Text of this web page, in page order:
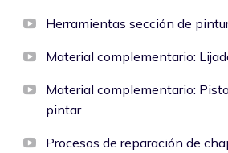
Herramientas sección de
Material complementario:
Material complementario:
pintar
Procesos de reparación de